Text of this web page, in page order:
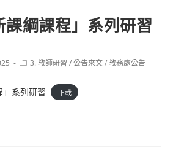
課綱課程」系列研習
Post3. 教師研習 /公告來文/教務處公告
」系列研習 下載